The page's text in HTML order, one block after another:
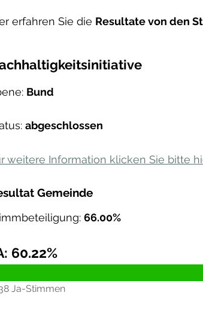
erfahren Sie die Resultate von den
: Bund
: abgeschlossen
weitere Information klicken Sie bitte
Gemeinde
: 66.00%
60.22%
Ja-Stimmen